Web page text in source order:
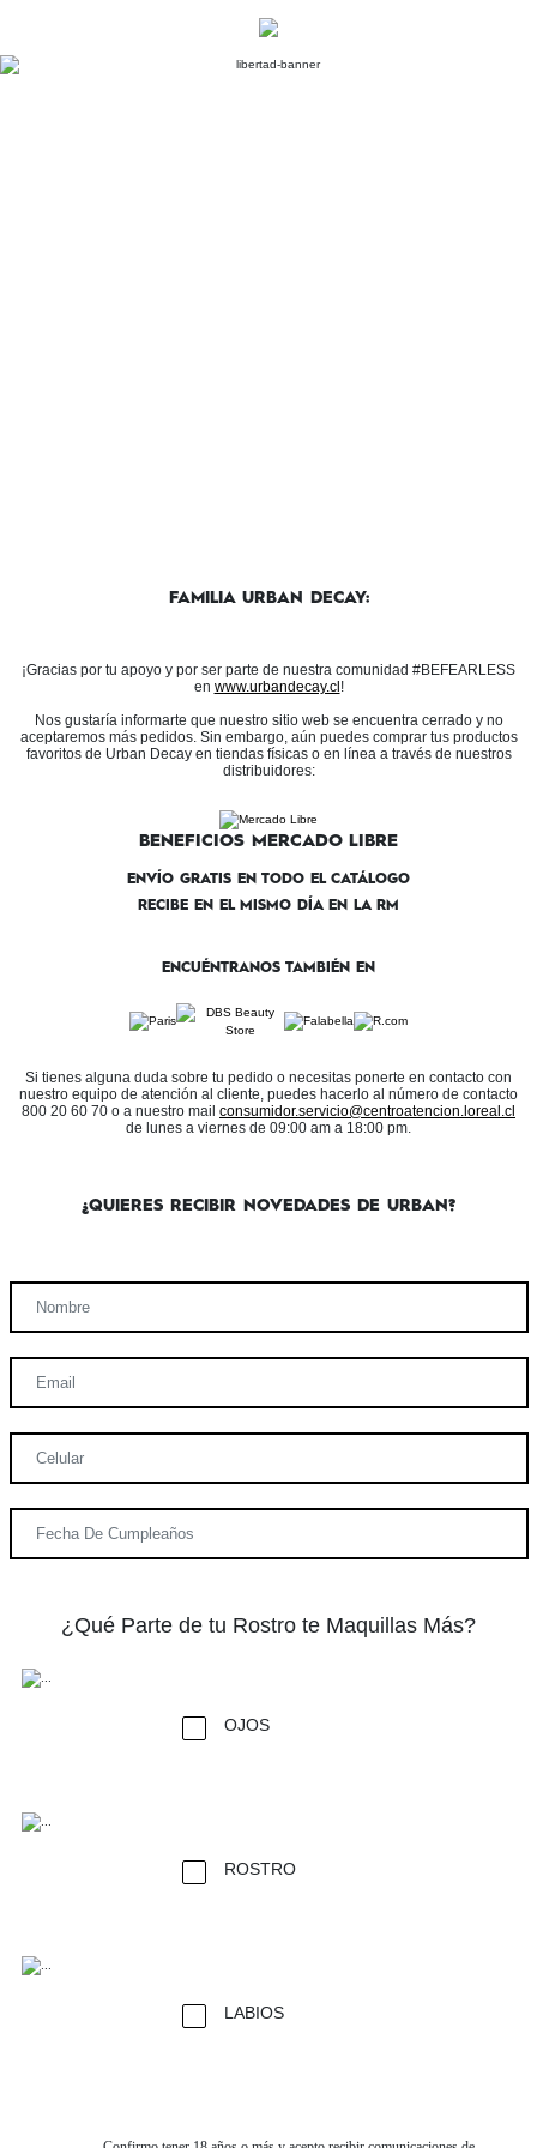
FAMILIA URBAN DECAY:
¡Gracias por tu apoyo y por ser parte de nuestra comunidad #BEFEARLESS
en www.urbandecay.cl !
Nos gustaría informarte que nuestro sitio web se encuentra cerrado y no
aceptaremos más pedidos. Sin embargo, aún puedes comprar tus productos
favoritos de Urban Decay en tiendas físicas o en línea a través de nuestros
distribuidores:
BENEFICIOS MERCADO LIBRE
ENVÍO GRATIS EN TODO EL CATÁLOGO
RECIBE EN EL MISMO DÍA EN LA RM
ENCUÉNTRANOS TAMBIÉN EN
Si tienes alguna duda sobre tu pedido o necesitas ponerte en contacto con
nuestro equipo de atención al cliente, puedes hacerlo al número de contacto
800 20 60 70 o a nuestro mail consumidor.servicio@centroatencion.loreal.cl
de lunes a viernes de 09:00 am a 18:00 pm.
¿QUIERES RECIBIR NOVEDADES DE URBAN?
¿Qué Parte de tu Rostro te Maquillas Más?
OJOS
ROSTRO
LABIOS